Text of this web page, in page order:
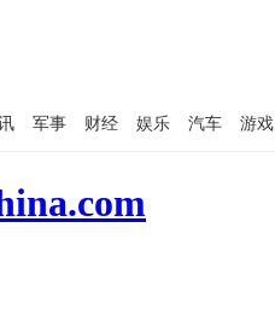
军事 财经 娱乐 汽车 游戏